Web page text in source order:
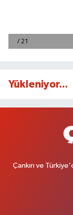
Yükleniyor...
Çankırı ve